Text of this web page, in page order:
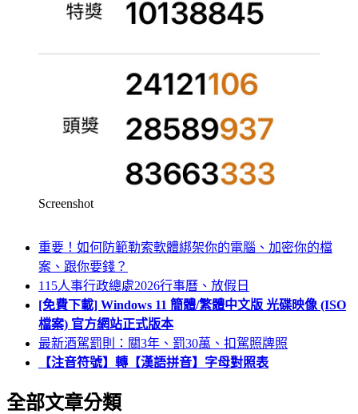
Screenshot
重要！如何防範勒索軟體綁架你的電腦、加密你的檔
案、跟你要錢？
115人事行政總處2026行事曆、放假日
[免費下載] Windows 11 簡體/繁體中文版 光碟映像 (ISO
檔案) 官方網站正式版本
最新酒駕罰則：關3年、罰30萬、扣駕照牌照
【注音符號】轉【漢語拼音】字母對照表
全部文章分類